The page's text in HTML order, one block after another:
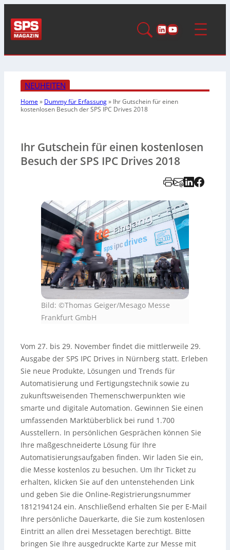
LinkedIn
YouTube
NEUHEITEN
Home» Dummy für Erfassung» Ihr Gutschein für einen
kostenlosen Besuch der SPS IPC Drives 2018
Ihr Gutschein für einen kostenlosen
Besuch der SPS IPC Drives 2018
Bild: ©Thomas Geiger/Mesago Messe
Frankfurt GmbH
Vom 27. bis 29. November findet die mittlerweile 29.
Ausgabe der SPS IPC Drives in Nürnberg statt. Erleben
Sie neue Produkte, Lösungen und Trends für
Automatisierung und Fertigungstechnik sowie zu
zukunftsweisenden Themenschwerpunkten wie
smarte und digitale Automation. Gewinnen Sie einen
umfassenden Marktüberblick bei rund 1.700
Ausstellern. In persönlichen Gesprächen können Sie
Ihre maßgeschneiderte Lösung für Ihre
Automatisierungsaufgaben finden. Wir laden Sie ein,
die Messe kostenlos zu besuchen. Um Ihr Ticket zu
erhalten, klicken Sie auf den untenstehenden Link
und geben Sie die Online-Registrierungsnummer
1812194124 ein. Anschließend erhalten Sie per E-Mail
Ihre persönliche Dauerkarte, die Sie zum kostenlosen
Eintritt an allen drei Messetagen berechtigt. Bitte
bringen Sie Ihre ausgedruckte Karte zur Messe mit